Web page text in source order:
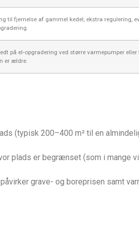
til fjernelse af gammel kedel, ekstra regulering,
på el‑opgradering ved større varmepumper
er ældre.
(typisk 200–400 m² til en
plads er begrænset (som i mange
grave- og boreprisen samt